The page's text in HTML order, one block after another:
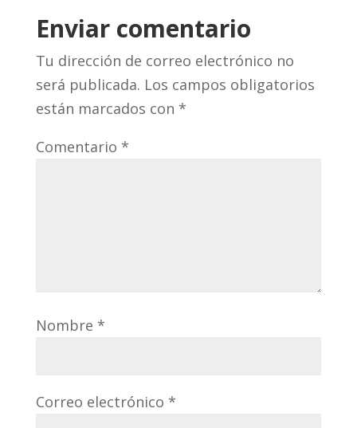
Enviar comentario
Tu dirección de correo electrónico no
será publicada. Los campos obligatorios
están marcados con *
Comentario *
Nombre *
Correo electrónico *